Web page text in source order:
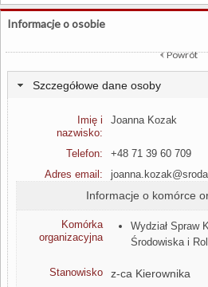
Informacje o osobie
Powrót
Szczegółowe dane osoby
Imię i
nazwisko:
Joanna Kozak
Telefon:
+48 71 39 60 709
Adres email:
Informacje o komórce
Komórka
organizacyjna
Wydział Spraw
Środowiska i
Stanowisko z-ca Kierownika